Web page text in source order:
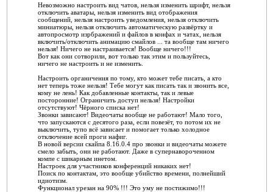
Невозможно настроить вид чатов, нельзя изменить шрифт, нельзя
отключить аватары, нельзя изменить вид отображения
сообщений, нельзя настроить уведомления, нельзя отключить
миниатюры, нельзя отключить автоматическую развёртку и
автопросмотр изрбражений и файлов в конфах и чатах, нельзя
включить/отключить анимацию смайлов ... та вообще там ничего
нельзя! Ничего не настраивается! Вообще ничего!!!
Вот как они сотворили, вот только так этим и пользуйтесь,
ничего не настроить и не изменить.
Настроить органичения по тому, кто может тебе писать, а кто
нет теперь тоже нельзя! Тебе могут как писать так и звонить все,
кому не лень! Как добавленные контакты, так и левые
посторонние! Ограничить доступ нельзя! Настройки
отсутствуют! Чёрного списка нет!
Звонки зависают! Видеочаты вообще не работают! Мало того,
что запускаются с десятого раза, если повезёт, то потом их не
выключить, тупо всё зависает и помогает только холодное
отключение всей проги нафиг.
В новой версии скайпа 8.16.0.4 про звонки и видеочаты можете
смело забыть, они не работают. Даже в супернавороченном
компе с шикарным инетом.
Настроек для участников конференций никаких нет!
Поиск по контактам, это вообще убийство времени, полнейший
идиотизм.
Функционал урезан на 90% !!! Это уму не постижимо!!!